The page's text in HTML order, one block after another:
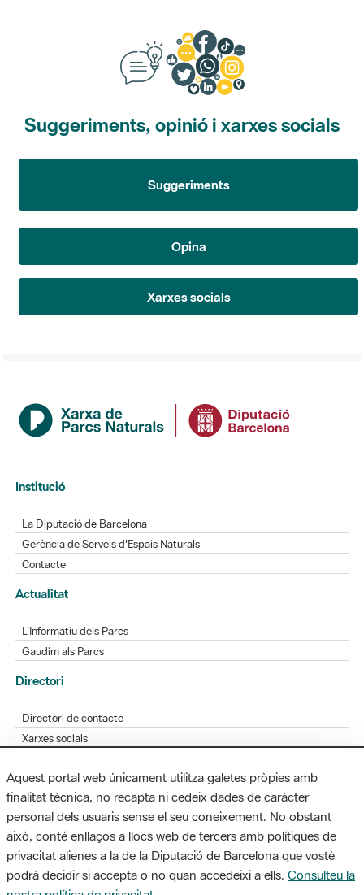
Suggeriments, opinió i xarxes socials
Suggeriments
Opina
Xarxes socials
Institució
La Diputació de Barcelona
Gerència de Serveis d'Espais Naturals
Contacte
Actualitat
L'Informatiu dels Parcs
Gaudim als Parcs
Directori
Directori de contacte
Xarxes socials
Bústia de suggeriments
Opineu sobre els parcs
MAPA WEB AVÍS LEGAL ACCESSIBILITAT
Aquest portal web únicament utilitza galetes pròpies amb
finalitat tècnica, no recapta ni cedeix dades de caràcter
personal dels usuaris sense el seu coneixement. No obstant
això, conté enllaços a llocs web de tercers amb polítiques de
privacitat alienes a la de la Diputació de Barcelona que vostè
podrà decidir si accepta o no quan accedeixi a ells. Consulteu la